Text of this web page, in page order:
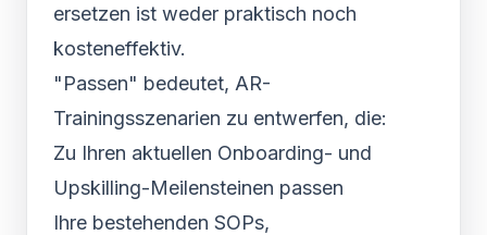
ersetzen ist weder praktisch noch
kosteneffektiv.
"Passen" bedeutet, AR-
Trainingsszenarien zu entwerfen, die:
Zu Ihren aktuellen Onboarding- und
Upskilling-Meilensteinen passen
Ihre bestehenden SOPs,